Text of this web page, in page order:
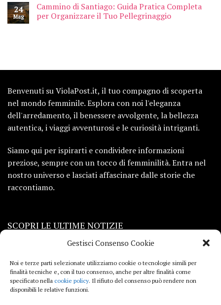
Gestisci Consenso Cookie
Noi e terze parti selezionate utilizziamo cookie o tecnologie simili per
finalità tecniche e, con il tuo consenso, anche per altre finalità come
specificato nella cookie policy. Il rifiuto del consenso può rendere non
disponibili le relative funzioni.
24
Mag
Cammino di Santiago: Guida Pratica Completa
per Organizzare il Tuo Pellegrinaggio
Benvenuti su ViolaPost.it, il tuo compagno di scoperta
nel mondo femminile. Esplora con noi l'eleganza
dell'arredamento, il benessere avvolgente, la bellezza
autentica, i viaggi avventurosi e le curiosità intriganti.
Siamo qui per ispirarti e condividere informazioni
preziose, sempre con un tocco di femminilità. Entra nel
nostro universo e lasciati affascinare dalle storie che
raccontiamo.
SCOPRI LE ULTIME NOTIZIE
Viaggi
Beauty e benessere